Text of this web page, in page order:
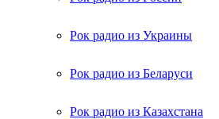
Рок радио из Украины
Рок радио из Беларуси
Рок радио из Казахстана